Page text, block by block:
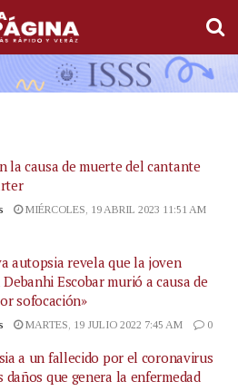
la causa de muerte del cantante
MIÉRCOLES, 19 ABRIL 2023 11:51 AM
autopsia revela que la joven
Escobar murió a causa de
sofocación»
MARTES, 19 JULIO 2022 7:45 AM 0
a un fallecido por el coronavirus
daños que genera la enfermedad